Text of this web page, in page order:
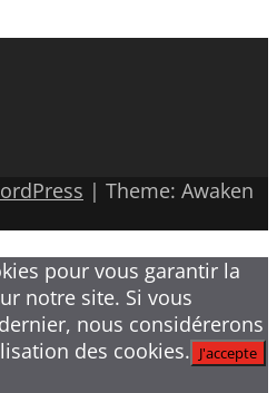
| Theme: Awaken
pour vous garantir la
notre site. Si vous
nous considérerons
des cookies. J'accepte